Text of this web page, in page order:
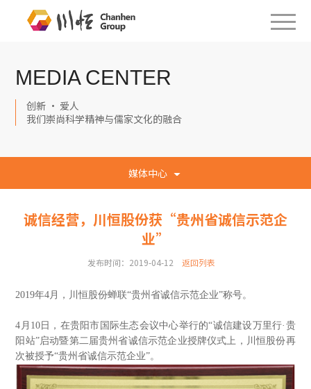
MEDIA CENTER
创新 · 爱人
我们崇尚科学精神与儒家文化的融合
媒体中心
诚信经营，川恒股份获“贵州省诚信示范企
业”
发布时间：2019-04-12 返回列表
2019年4月，川恒股份蝉联“贵州省诚信示范企业”称号。
4 月10日，在贵阳市国际生态会议中心举行的“诚信建设万里行·贵
阳站”启动暨第二届贵州省诚信示范企业授牌仪式上，川恒股份再
次被授予“贵州省诚信示范企业”。